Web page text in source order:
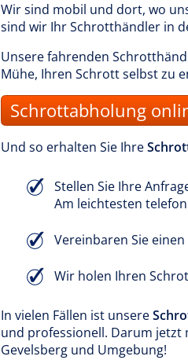
Wir sind mobil und dort, wo
sind wir Ihr Schrotthändler in
Unsere fahrenden
Mühe, Ihren Schrott selbst zu
Schrottabholung
Und so erhalten Sie Ihre
Stellen Sie Ihre
Am leichtesten
Vereinbaren Sie
Wir holen Ihren
In vielen Fällen ist unsere
und professionell. Darum
Gevelsberg und Umgebung!